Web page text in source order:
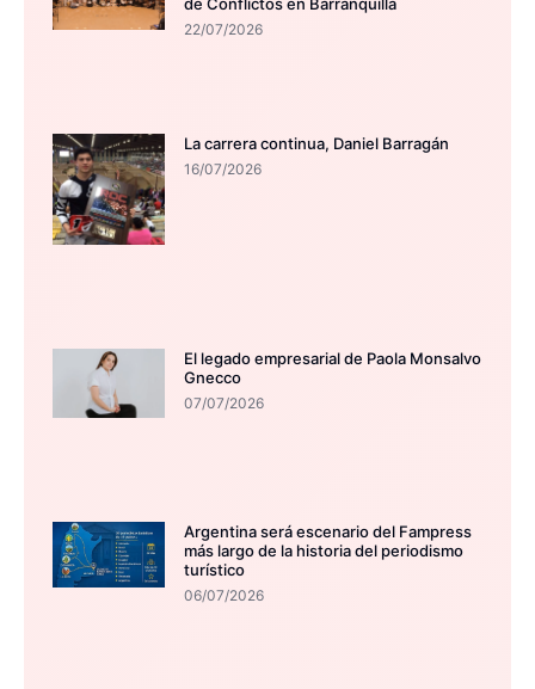
22/07/2026
La carrera continua, Daniel Barragán
16/07/2026
El legado empresarial de Paola Monsalvo
Gnecco
07/07/2026
Argentina será escenario del Fampress
más largo de la historia del periodismo
turístico
06/07/2026